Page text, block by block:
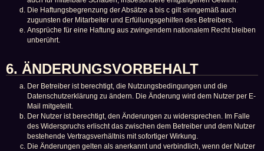
Die Haftungsbegrenzung der Absätze a bis c gilt sinngemäß auch
zugunsten der Mitarbeiter und Erfüllungsgehilfen des Betreibers.
Ansprüche für eine Haftung aus zwingendem nationalem Recht bleiben
unberührt.
6. ÄNDERUNGSVORBEHALT
Der Betreiber ist berechtigt, die Nutzungsbedingungen und die
Datenschutzerklärung zu ändern. Die Änderung wird dem Nutzer per E-
Mail mitgeteilt.
Der Nutzer ist berechtigt, den Änderungen zu widersprechen. Im Falle
des Widerspruchs erlischt das zwischen dem Betreiber und dem Nutzer
bestehende Vertragsverhältnis mit sofortiger Wirkung.
Die Änderungen gelten als anerkannt und verbindlich, wenn der Nutzer